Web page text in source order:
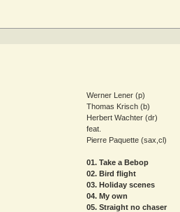
Werner Lener (p)
Thomas Krisch (b)
Herbert Wachter (dr)
feat.
Pierre Paquette (sax,cl)
01. Take a Bebop
02. Bird flight
03. Holiday scenes
04. My own
05. Straight no chaser